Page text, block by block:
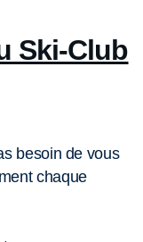
Ski-Club
besoin de vous
chaque